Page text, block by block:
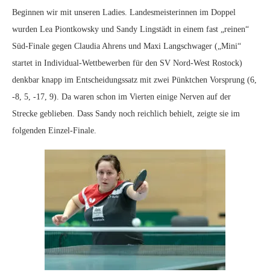
Beginnen wir mit unseren Ladies. Landesmeisterinnen im Doppel
wurden Lea Piontkowsky und Sandy Lingstädt in einem fast „reinen“
Süd-Finale gegen Claudia Ahrens und Maxi Langschwager („Mini“
startet in Individual-Wettbewerben für den SV Nord-West Rostock)
denkbar knapp im Entscheidungssatz mit zwei Pünktchen Vorsprung (6,
-8, 5, -17, 9). Da waren schon im Vierten einige Nerven auf der
Strecke geblieben. Dass Sandy noch reichlich behielt, zeigte sie im
folgenden Einzel-Finale.